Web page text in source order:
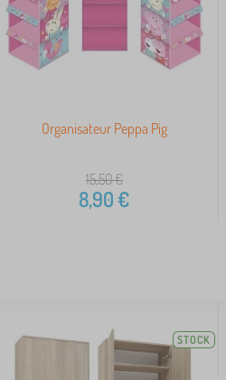
Organisateur Peppa Pig
15,50€
8,90€
STOCK